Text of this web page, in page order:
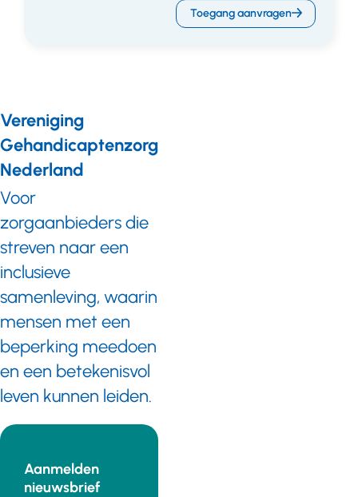
Toegang aanvragen
Vereniging
Gehandicaptenzorg
Nederland
Voor
zorgaanbieders die
streven naar een
inclusieve
samenleving, waarin
mensen met een
beperking meedoen
en een betekenisvol
leven kunnen leiden.
Aanmelden
nieuwsbrief